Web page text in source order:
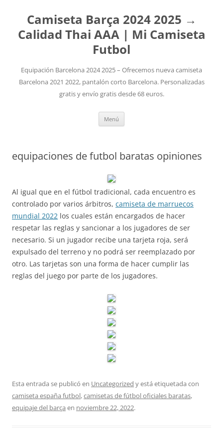
Camiseta Barça 2024 2025 →
Calidad Thai AAA | Mi Camiseta
Futbol
Equipación Barcelona 2024 2025 – Ofrecemos nueva camiseta
Barcelona 2021 2022, pantalón corto Barcelona. Personalizadas
gratis y envío gratis desde 68 euros.
Menú
equipaciones de futbol baratas opiniones
Al igual que en el fútbol tradicional, cada encuentro es
controlado por varios árbitros, camiseta de marruecos
mundial 2022 los cuales están encargados de hacer
respetar las reglas y sancionar a los jugadores de ser
necesario. Si un jugador recibe una tarjeta roja, será
expulsado del terreno y no podrá ser reemplazado por
otro. Las tarjetas son una forma de hacer cumplir las
reglas del juego por parte de los jugadores.
Esta entrada se publicó en Uncategorized y está etiquetada con
camiseta españa futbol,camisetas de fútbol oficiales baratas,
equipaje del barça en noviembre 22, 2022.